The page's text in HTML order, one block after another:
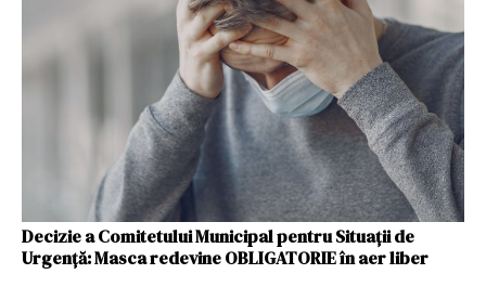
Decizie a Comitetului Municipal pentru Situații de
Urgență: Masca redevine OBLIGATORIE în aer liber